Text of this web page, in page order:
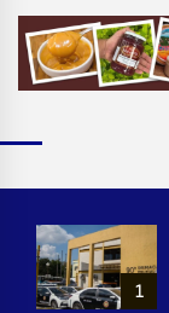
1